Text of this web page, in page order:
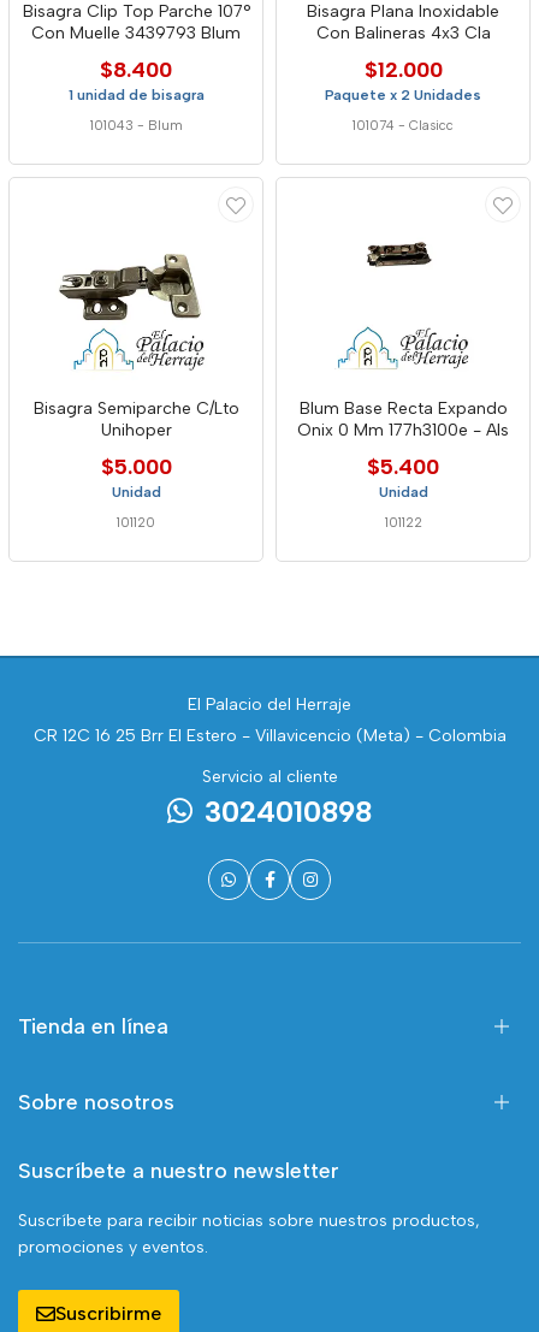
Bisagra Clip Top Parche 107°
Con Muelle 3439793 Blum
$8.400
1 unidad de bisagra
101043 - Blum
Bisagra Plana Inoxidable
Con Balineras 4x3 Cla
$12.000
Paquete x 2 Unidades
101074 - Clasicc
Bisagra Semiparche C/Lto
Unihoper
$5.000
Unidad
101120
Blum Base Recta Expando
Onix 0 Mm 177h3100e - Als
$5.400
Unidad
101122
El Palacio del Herraje
CR 12C 16 25 Brr El Estero - Villavicencio (Meta) - Colombia
Servicio al cliente
3024010898
Tienda en línea
Sobre nosotros
Suscríbete a nuestro newsletter
Suscríbete para recibir noticias sobre nuestros productos,
promociones y eventos.
Suscribirme